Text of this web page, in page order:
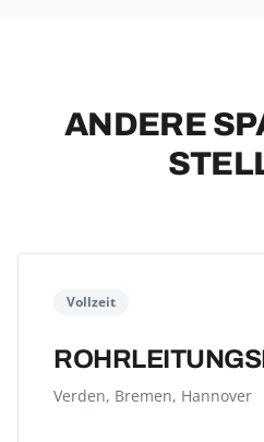
ANDERE
Vollzeit
Verden, Bremen, Hannover